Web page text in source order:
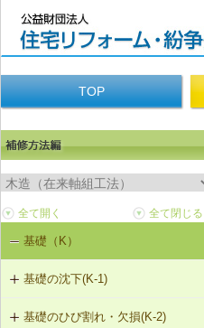
TOP
基礎（K）
基礎の沈下(K-1)
K-1-101 土台をジャッキアップのう
基礎のひび割れ・欠損(K-2)